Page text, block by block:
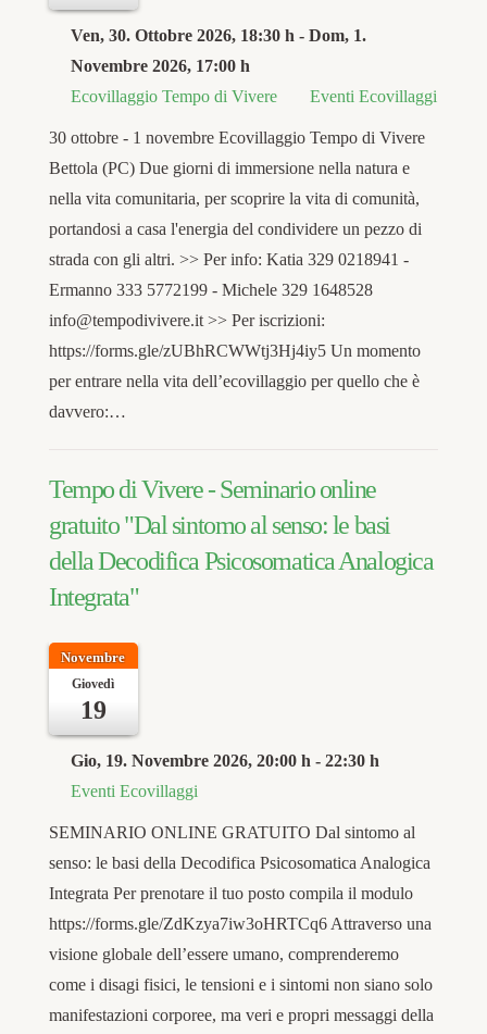
Ven, 30. Ottobre 2026, 18:30 h - Dom, 1.
Novembre 2026, 17:00 h
Ecovillaggio Tempo di Vivere
Eventi Ecovillaggi
30 ottobre - 1 novembre Ecovillaggio Tempo di Vivere
Bettola (PC) Due giorni di immersione nella natura e
nella vita comunitaria, per scoprire la vita di comunità,
portandosi a casa l'energia del condividere un pezzo di
strada con gli altri. >> Per info: Katia 329 0218941 -
Ermanno 333 5772199 - Michele 329 1648528
info@tempodivivere.it >> Per iscrizioni:
https://forms.gle/zUBhRCWWtj3Hj4iy5 Un momento
per entrare nella vita dell’ecovillaggio per quello che è
davvero:…
Tempo di Vivere - Seminario online
gratuito "Dal sintomo al senso: le basi
della Decodifica Psicosomatica Analogica
Integrata"
Novembre
Giovedì
19
Gio, 19. Novembre 2026, 20:00 h - 22:30 h
Eventi Ecovillaggi
SEMINARIO ONLINE GRATUITO Dal sintomo al
senso: le basi della Decodifica Psicosomatica Analogica
Integrata Per prenotare il tuo posto compila il modulo
https://forms.gle/ZdKzya7iw3oHRTCq6 Attraverso una
visione globale dell’essere umano, comprenderemo
come i disagi fisici, le tensioni e i sintomi non siano solo
manifestazioni corporee, ma veri e propri messaggi della